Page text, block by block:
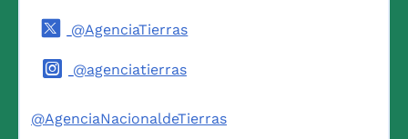
@AgenciaTierras
@agenciatierras
@AgenciaNacionaldeTierras